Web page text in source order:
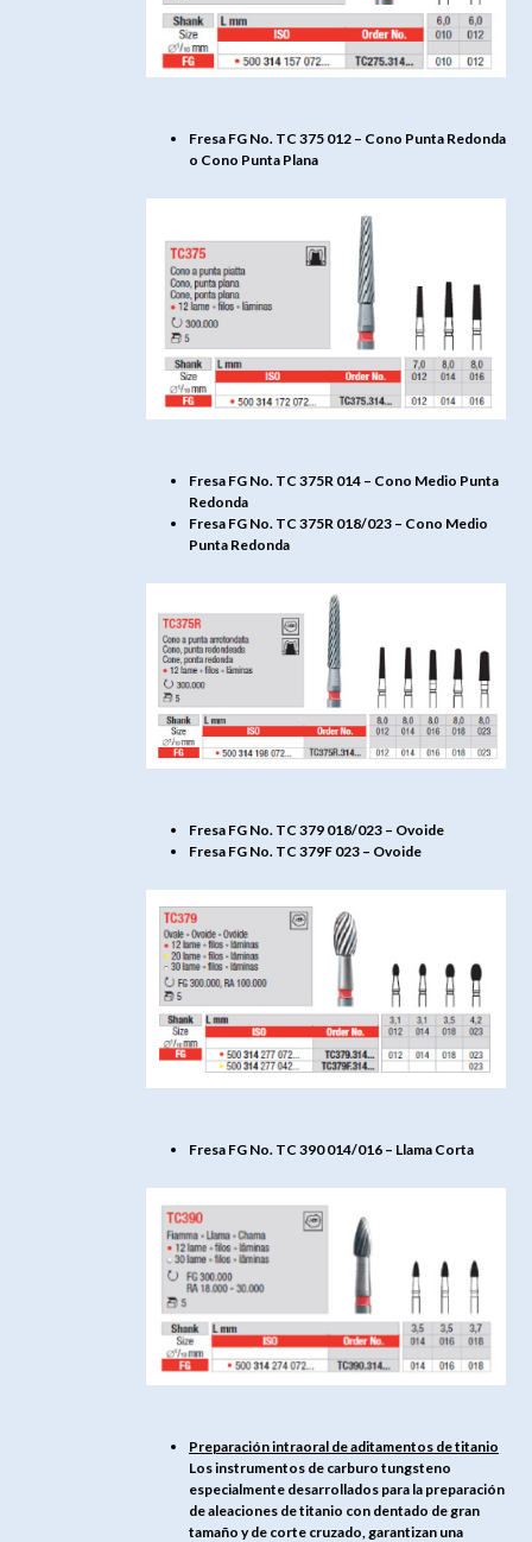
Fresa FG No. TC 375 012 – Cono Punta Redonda
o Cono Punta Plana
Fresa FG No. TC 375R 014 – Cono Medio Punta
Redonda
Fresa FG No. TC 375R 018/023 – Cono Medio
Punta Redonda
Fresa FG No. TC 379 018/023 – Ovoide
Fresa FG No. TC 379F 023 – Ovoide
Fresa FG No. TC 390 014/016 – Llama Corta
Preparación intraoral de aditamentos de titanio
Los instrumentos de carburo tungsteno
especialmente desarrollados para la preparación
de aleaciones de titanio con dentado de gran
tamaño y de corte cruzado, garantizan una